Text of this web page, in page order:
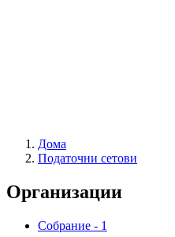
Дома
Податочни сетови
Организации
Собрание - 1